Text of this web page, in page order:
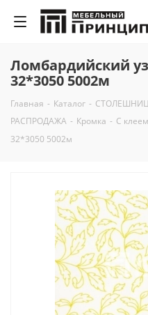
Ломбардийский
32*3050 5002м
Главная - Каталог -
РАСПРОДАЖА - Кромка - С клеем
32*3050 5002м